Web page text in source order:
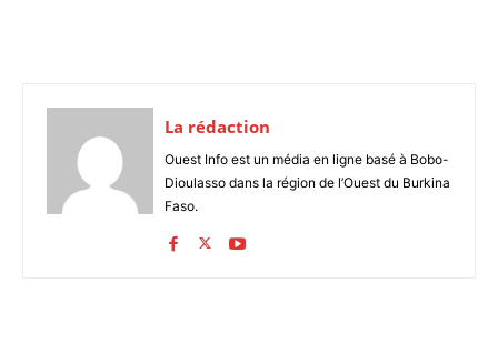
La rédaction
Ouest Info est un média en ligne basé à Bobo-
Dioulasso dans la région de l’Ouest du Burkina
Faso.